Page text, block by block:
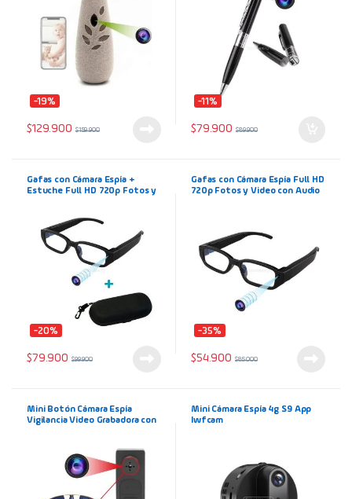
-19%
$129.900 $159.900
-11%
$79.900 $89.900
Gafas con Cámara Espía +
Estuche Full HD 720p Fotos y
-20%
$79.900 $99.900
Gafas con Cámara Espía Full HD
720p Fotos y Video con Audio
-35%
$54.900 $85.000
Mini Botón Cámara Espía
Vigilancia Video Grabadora con
Mini Cámara Espía 4g S9 App
Iwfcam